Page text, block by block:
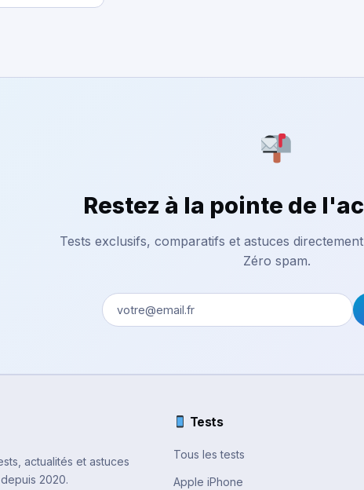
Restez à la pointe de
Tests exclusifs, comparatifs et astuces
Zéro spam.
actualités et astuces
2020.
Tests
Tous les tests
Apple iPhone